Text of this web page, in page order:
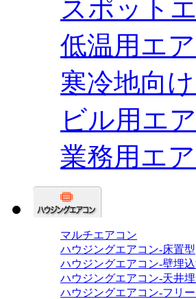
スポット
低温用エ
寒冷地向
ビル用エ
業務用エ
マルチエアコン
ハウジングエアコン-床置型
ハウジングエアコン-壁埋
ハウジングエアコン-天井
ハウジングエアコン-フリ